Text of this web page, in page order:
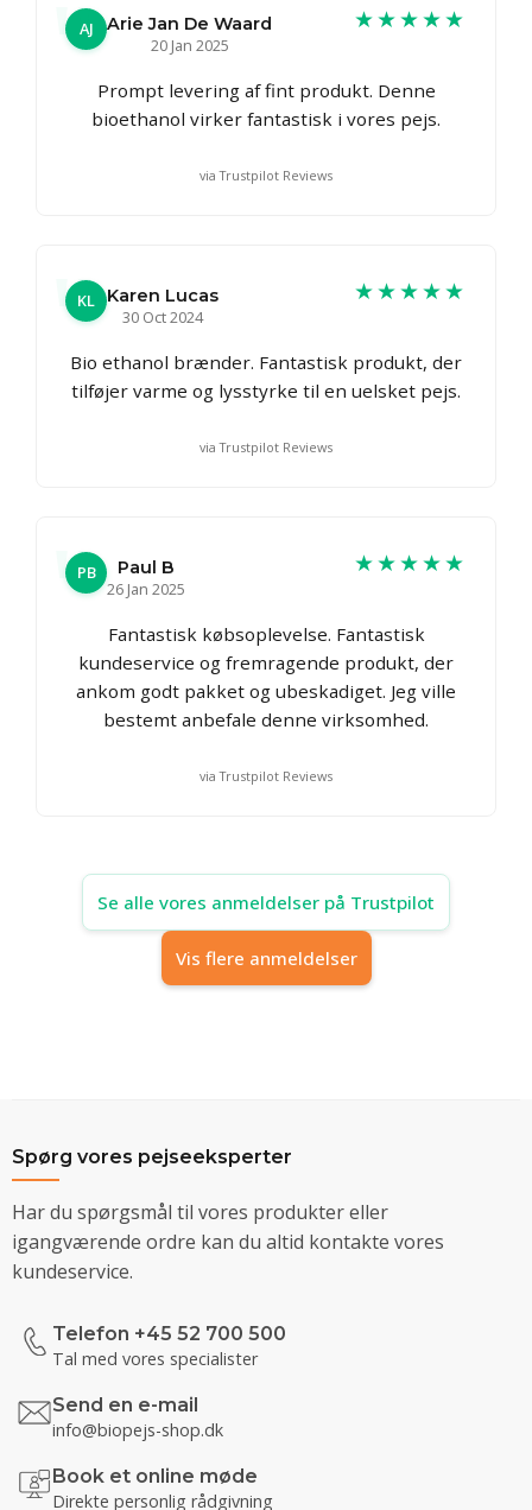
AJ
Arie Jan De Waard
20 Jan 2025
★★★★★
Prompt levering af fint produkt. Denne
bioethanol virker fantastisk i vores pejs.
via Trustpilot Reviews
KL
Karen Lucas
30 Oct 2024
★★★★★
Bio ethanol brænder. Fantastisk produkt, der
tilføjer varme og lysstyrke til en uelsket pejs.
via Trustpilot Reviews
PB
Paul B
26 Jan 2025
★★★★★
Fantastisk købsoplevelse. Fantastisk
kundeservice og fremragende produkt, der
ankom godt pakket og ubeskadiget. Jeg ville
bestemt anbefale denne virksomhed.
via Trustpilot Reviews
Se alle vores anmeldelser på Trustpilot
Vis flere anmeldelser
Spørg vores pejseeksperter
Har du spørgsmål til vores produkter eller
igangværende ordre kan du altid kontakte vores
kundeservice.
Telefon +45 52 700 500
Tal med vores specialister
Send en e-mail
info@biopejs-shop.dk
Book et online møde
Direkte personlig rådgivning